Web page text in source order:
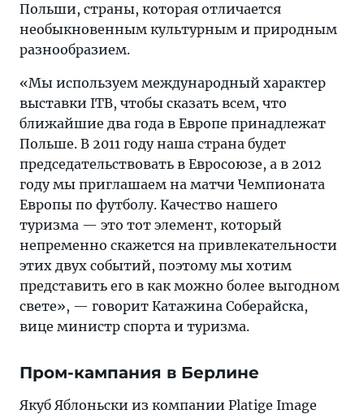
Польши, страны, которая отличается
необыкновенным культурным и природным
разнообразием.
«Мы используем международный характер
выставки ITB, чтобы сказать всем, что
ближайшие два года в Европе принадлежат
Польше. В 2011 году наша страна будет
председательствовать в Евросоюзе, а в 2012
году мы приглашаем на матчи Чемпионата
Европы по футболу. Качество нашего
туризма — это тот элемент, который
непременно скажется на привлекательности
этих двух событий, поэтому мы хотим
представить его в как можно более выгодном
свете», — говорит Катажина Соберайска,
вице министр спорта и туризма.
Пром-кампания в Берлине
Якуб Яблоньски из компании Platige Image